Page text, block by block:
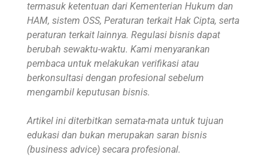
termasuk ketentuan dari Kementerian Hukum dan
HAM, sistem OSS, Peraturan terkait Hak Cipta, serta
peraturan terkait lainnya. Regulasi bisnis dapat
berubah sewaktu-waktu. Kami menyarankan
pembaca untuk melakukan verifikasi atau
berkonsultasi dengan profesional sebelum
mengambil keputusan bisnis.
Artikel ini diterbitkan semata-mata untuk tujuan
edukasi dan bukan merupakan saran bisnis
(business advice) secara profesional.